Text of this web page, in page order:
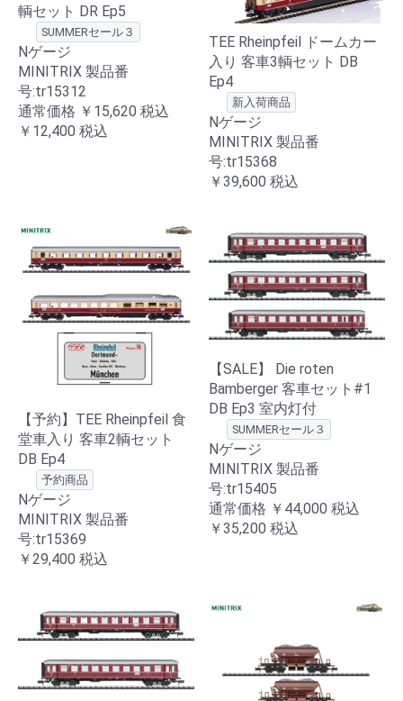
輌セット DR Ep5
SUMMERセール３
Nゲージ
MINITRIX 製品番
号:tr15312
通常価格 ￥15,620 税込
￥12,400 税込
TEE Rheinpfeil ドームカー
入り 客車3輌セット DB
Ep4
新入荷商品
Nゲージ
MINITRIX 製品番
号:tr15368
￥39,600 税込
【予約】TEE Rheinpfeil 食
堂車入り 客車2輌セット
DB Ep4
予約商品
Nゲージ
MINITRIX 製品番
号:tr15369
￥29,400 税込
【SALE】 Die roten
Bamberger 客車セット#1
DB Ep3 室内灯付
SUMMERセール３
Nゲージ
MINITRIX 製品番
号:tr15405
通常価格 ￥44,000 税込
￥35,200 税込